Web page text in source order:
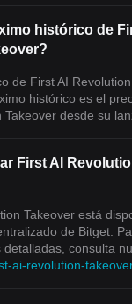
histórico de
de First AI
histórico es el
Takeover desde su
First AI
Takeover está
de Bitget.
detalladas, consulta
ai-revolution-